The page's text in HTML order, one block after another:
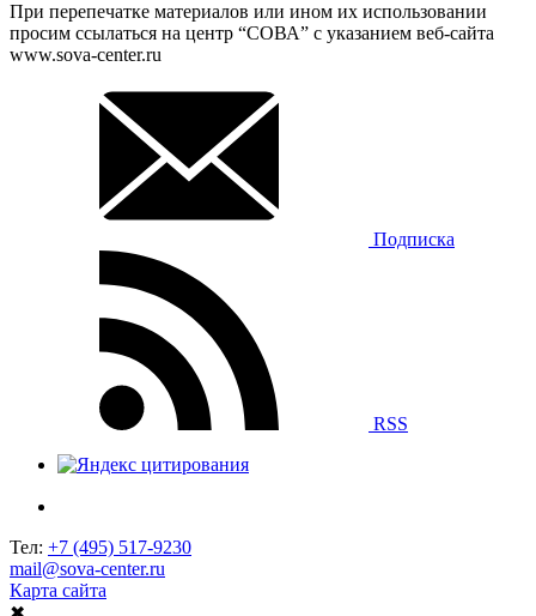
При перепечатке материалов или ином их использовании
просим ссылаться на центр “СОВА” с указанием веб-сайта
www.sova-center.ru
Подписка
RSS
Тел: +7 (495) 517-9230
mail@sova-center.ru
Карта сайта